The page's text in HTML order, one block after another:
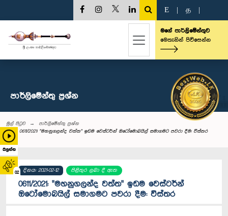
බලන්න
02
E த
මගේ පාර්ලිමේන්තුව
මෙතැනින් පිවිසෙන්න
පාර්ලි‌මේන්තු‌ ප්‍රශ්න
මුල් පිටුව
පාර්ලි‌මේන්තු‌ ප්‍රශ්න
0611/2021: "මහනුගලන්ද වත්ත" ඉඩම වෙස්ටර්න් ඔටෝමොබයිල් සමාගමට පවරා දීම: විස්තර
දිනය: 2021-02-12 පිළිතුර ලබා දී ඇත
0611/2021: "මහනුගලන්ද වත්ත" ඉඩම වෙස්ටර්න්
ඔටෝමොබයිල් සමාගමට පවරා දීම: විස්තර